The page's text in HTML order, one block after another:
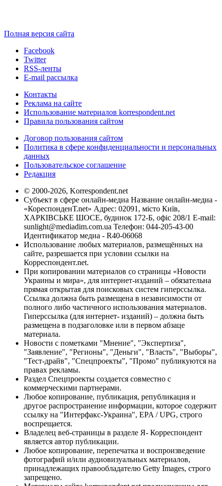
Полная версия сайта
Facebook
Twitter
RSS-ленты
E-mail рассылка
Контакты
Реклама на сайте
Использование материалов korrespondent.net
Правила пользования сайтом
Договор пользования сайтом
Политика в сфере конфиденциальности и персональных
данных
Пользовательское соглашение
Редакция
© 2000-2026, Korrespondent.net
Субъект в сфере онлайн-медиа Название онлайн-медиа -
«КореспонденТ.net» Адрес: 02091, місто Київ,
ХАРКІВСЬКЕ ШОСЕ, будинок 172-Б, офіс 208/1 E-mail:
sunlight@mediadim.com.ua Телефон: 044-205-43-00
Идентификатор медиа - R40-06068
Использование любых материалов, размещённых на
сайте, разрешается при условии ссылки на
Корреспондент.net.
При копировании материалов со страницы «Новости
Украины и мира», для интернет-изданий – обязательна
прямая открытая для поисковых систем гиперссылка.
Ссылка должна быть размещена в независимости от
полного либо частичного использования материалов.
Гиперссылка (для интернет- изданий) – должна быть
размещена в подзаголовке или в первом абзаце
материала.
Новости с пометками "Мнение", "Экспертиза",
"Заявление", "Регионы", "Деньги", "Власть", "Выборы",
"Тест-драйв", "Спецпроекты", "Промо" публикуются на
правах рекламы.
Раздел Спецпроекты создается совместно с
коммерческими партнерами.
Любое копирование, публикация, републикация и
другое распространение информации, которое содержит
ссылку на "Интерфакс-Украина", EPA / UPG, строго
воспрещается.
Владелец веб-страницы в разделе Я- Корреспондент
является автор публикации.
Любое копирование, перепечатка и воспроизведение
фотографий и/или аудиовизуальных материалов,
принадлежащих правообладателю Getty Images, строго
запрещено.